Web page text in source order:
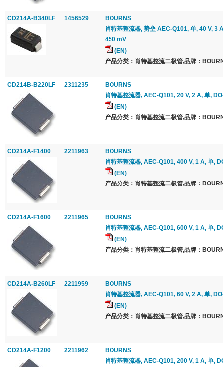
CD214A-B340LF 1456529
BOURNS
肖特基整流器, 势垒 AEC-Q101, 单, 40 V, 3
450 mV
(EN)
产品分类：肖特基整流二极管,品牌：
CD214B-B220LF 2311235
BOURNS
肖特基整流器, AEC-Q101, 20 V, 2 A, 单,
(EN)
产品分类：肖特基整流二极管,品牌：
CD214A-F1400 2211963
BOURNS
肖特基整流器, AEC-Q101, 400 V, 1 A, 单,
(EN)
产品分类：肖特基整流二极管,品牌：
CD214A-F1600 2211965
BOURNS
肖特基整流器, AEC-Q101, 600 V, 1 A, 单,
(EN)
产品分类：肖特基整流二极管,品牌：
CD214A-B260LF 2211959
BOURNS
肖特基整流器, AEC-Q101, 60 V, 2 A, 单,
(EN)
产品分类：肖特基整流二极管,品牌：
CD214A-F1200 2211962
BOURNS
肖特基整流器, AEC-Q101, 200 V, 1 A, 单,